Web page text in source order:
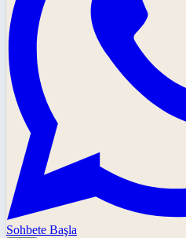
Sohbete Başla